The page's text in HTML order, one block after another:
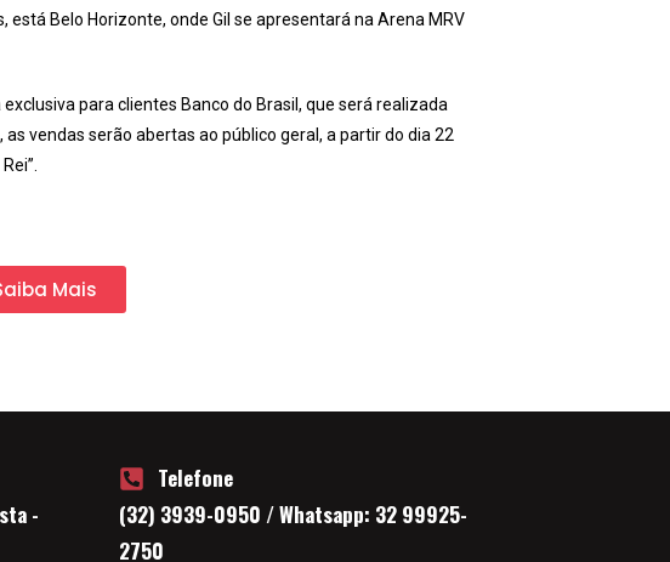
Belo Horizonte, onde Gil se apresentará na Arena MRV
para clientes Banco do Brasil, que será realizada
vendas serão abertas ao público geral, a partir do dia 22
Mais
-
Telefone
(32) 3939-0950 / Whatsapp: 32 99925-
2750